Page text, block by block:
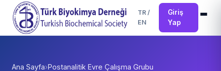
TR /
EN
Giriş
Yap
Ana Sayfa›Postanalitik Evre Çalışma Grubu